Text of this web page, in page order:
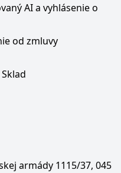
AI a vyhlásenie o
od zmluvy
armády 1115/37, 045